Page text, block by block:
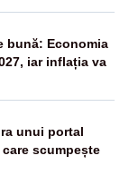
bună: Economia
iar inflația va
unui portal
scumpește